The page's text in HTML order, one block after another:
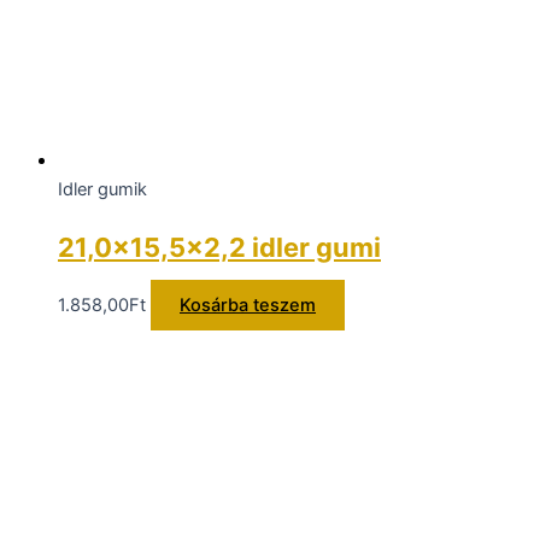
Idler gumik
21,0×15,5×2,2 idler gumi
1.858,00Ft Kosárba teszem